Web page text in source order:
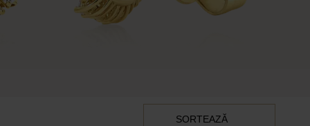
SORTEAZĂ